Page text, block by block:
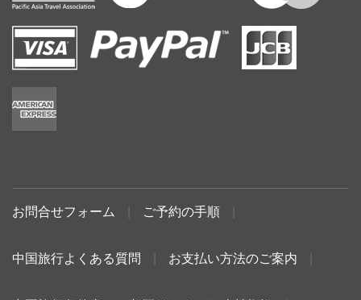
お問合せフォーム ご予約の手順
中国旅行よくある質問 お支払い方法のご案内